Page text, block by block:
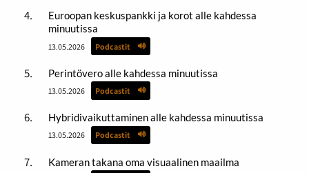
Euroopan keskuspankki ja korot alle kahdessa
minuutissa
13.05.2026 Podcastit
Perintövero alle kahdessa minuutissa
13.05.2026 Podcastit
Hybridivaikuttaminen alle kahdessa minuutissa
13.05.2026 Podcastit
Kameran takana oma visuaalinen maailma